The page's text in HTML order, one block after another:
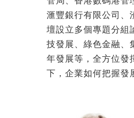
滙豐銀行有限公司、
壇設立多個專題分組
技發展、綠色金融、
年發展等，全方位發
下，企業如何把握發